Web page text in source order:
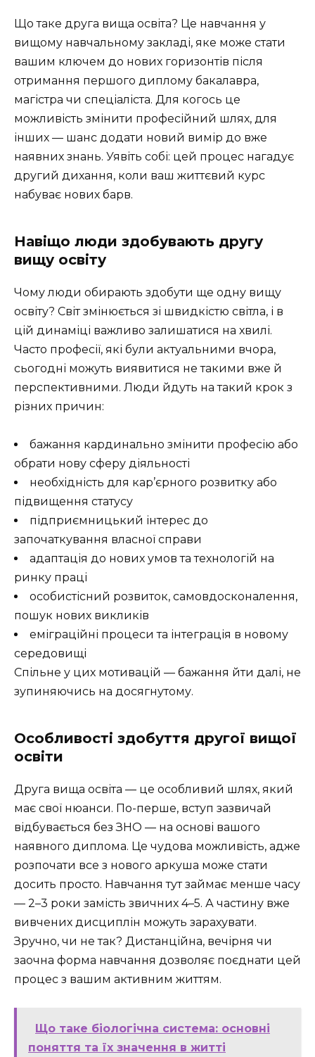
Що таке друга вища освіта? Це навчання у
вищому навчальному закладі, яке може стати
вашим ключем до нових горизонтів після
отримання першого диплому бакалавра,
магістра чи спеціаліста. Для когось це
можливість змінити професійний шлях, для
інших — шанс додати новий вимір до вже
наявних знань. Уявіть собі: цей процес нагадує
другий дихання, коли ваш життєвий курс
набуває нових барв.
Навіщо люди здобувають другу
вищу освіту
Чому люди обирають здобути ще одну вищу
освіту? Світ змінюється зі швидкістю світла, і в
цій динаміці важливо залишатися на хвилі.
Часто професії, які були актуальними вчора,
сьогодні можуть виявитися не такими вже й
перспективними. Люди йдуть на такий крок з
різних причин:
бажання кардинально змінити професію або
обрати нову сферу діяльності
необхідність для кар’єрного розвитку або
підвищення статусу
підприємницький інтерес до
започаткування власної справи
адаптація до нових умов та технологій на
ринку праці
особистісний розвиток, самовдосконалення,
пошук нових викликів
еміграційні процеси та інтеграція в новому
середовищі
Спільне у цих мотивацій — бажання йти далі, не
зупиняючись на досягнутому.
Особливості здобуття другої вищої
освіти
Друга вища освіта — це особливий шлях, який
має свої нюанси. По-перше, вступ зазвичай
відбувається без ЗНО — на основі вашого
наявного диплома. Це чудова можливість, адже
розпочати все з нового аркуша може стати
досить просто. Навчання тут займає менше часу
— 2–3 роки замість звичних 4–5. А частину вже
вивчених дисциплін можуть зарахувати.
Зручно, чи не так? Дистанційна, вечірня чи
заочна форма навчання дозволяє поєднати цей
процес з вашим активним життям.
Що таке біологічна система: основні
поняття та їх значення в житті